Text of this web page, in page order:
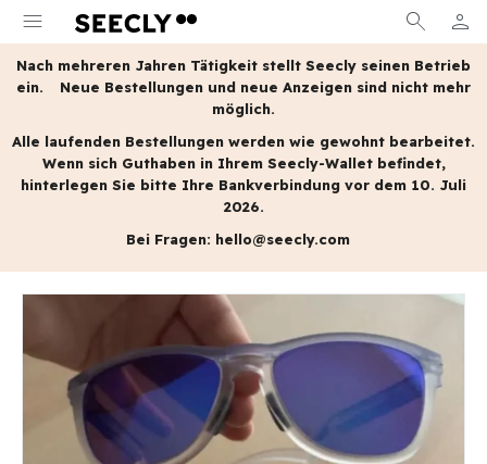
menu search person
MEIN
Nach mehreren Jahren Tätigkeit stellt Seecly seinen Betrieb
ein.
Neue Bestellungen und neue Anzeigen sind nicht mehr
möglich.
Alle laufenden Bestellungen werden wie gewohnt bearbeitet.
Wenn sich Guthaben in Ihrem Seecly-Wallet befindet,
hinterlegen Sie bitte Ihre Bankverbindung vor dem 10. Juli
2026.
Bei Fragen: hello@seecly.com